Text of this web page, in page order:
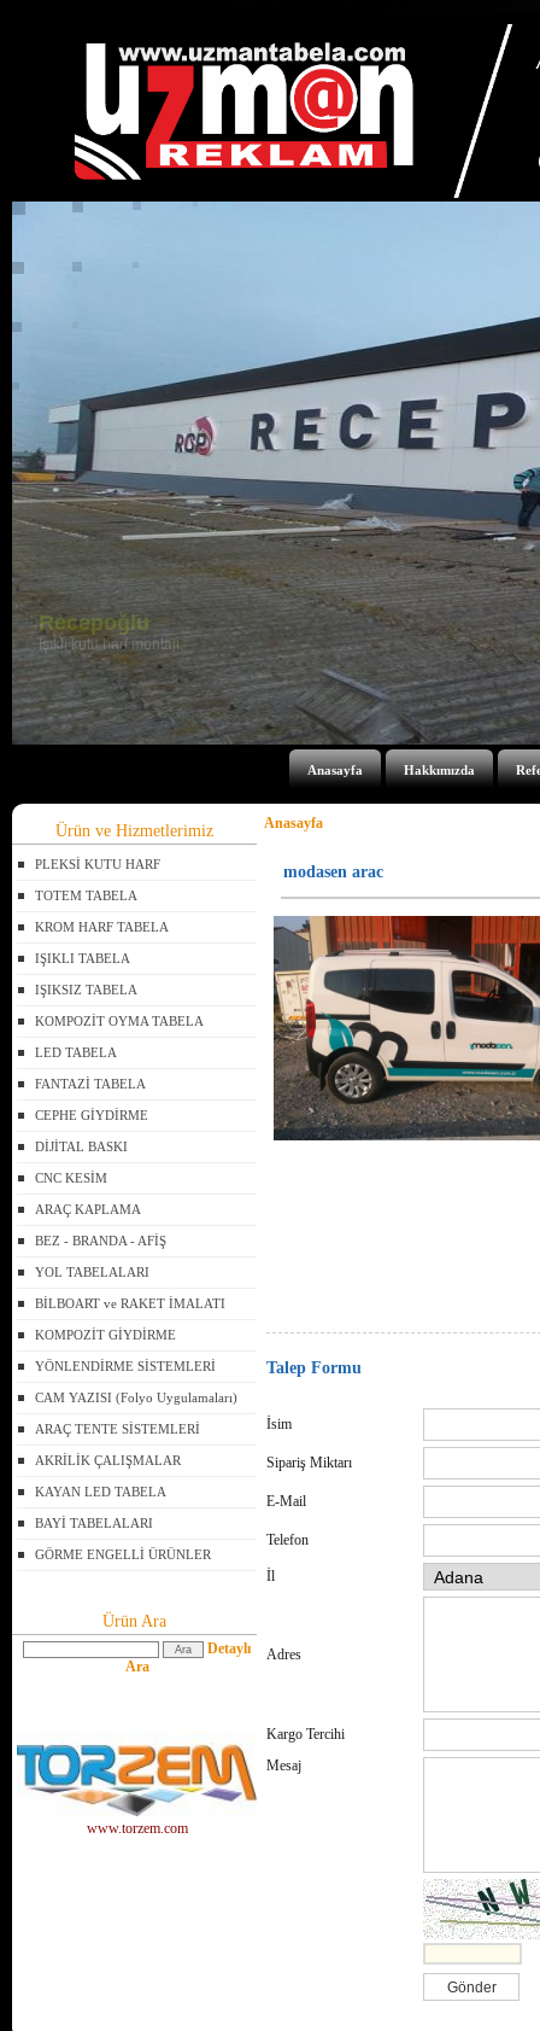
Anasayfa Hakkımızda
Ürün ve Hizmetlerimiz
PLEKSİ KUTU HARF
TOTEM TABELA
KROM HARF TABELA
IŞIKLI TABELA
IŞIKSIZ TABELA
KOMPOZİT OYMA TABELA
LED TABELA
FANTAZİ TABELA
CEPHE GİYDİRME
DİJİTAL BASKI
CNC KESİM
ARAÇ KAPLAMA
BEZ - BRANDA - AFİŞ
YOL TABELALARI
BİLBOART ve RAKET İMALATI
KOMPOZİT GİYDİRME
YÖNLENDİRME SİSTEMLERİ
CAM YAZISI (Folyo Uygulamaları)
ARAÇ TENTE SİSTEMLERİ
AKRİLİK ÇALIŞMALAR
KAYAN LED TABELA
BAYİ TABELALARI
GÖRME ENGELLİ ÜRÜNLER
Ürün Ara
Detaylı
Ara
www.torzem.com
Anasayfa
modasen arac
Talep Formu
İsim
Sipariş Miktarı
E-Mail
Telefon
İl
Adres
Kargo Tercihi
Mesaj